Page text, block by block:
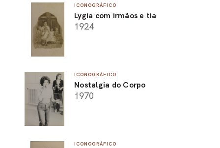
ICONOGRÁFICO
Lygia com irmãos e tia
1924
ICONOGRÁFICO
Nostalgia do Corpo
1970
ICONOGRÁFICO